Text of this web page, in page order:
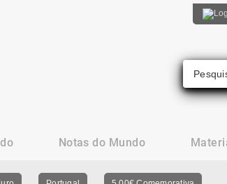
Notas do Mundo